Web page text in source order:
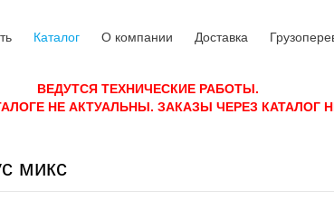
Каталог О компании Доставка
ВЕДУТСЯ ТЕХНИЧЕСКИЕ РАБОТЫ.
НЕ АКТУАЛЬНЫ. ЗАКАЗЫ ЧЕРЕЗ КАТАЛОГ
микс